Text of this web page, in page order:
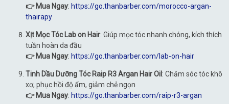
👉 Mua Ngay: https://go.thanbarber.com/morocco-argan-
thairapy
Xịt Mọc Tóc Lab on Hair: Giúp mọc tóc nhanh chóng, kích thích
tuần hoàn da đầu
👉 Mua Ngay: https://go.thanbarber.com/lab-on-hair
Tinh Dầu Dưỡng Tóc Raip R3 Argan Hair Oil: Chăm sóc tóc khô
xơ, phục hồi độ ẩm, giảm chẻ ngọn
👉 Mua Ngay: https://go.thanbarber.com/raip-r3-argan